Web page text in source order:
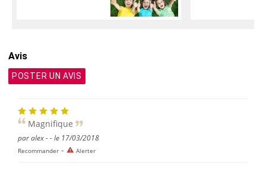
Avis
POSTER UN AVIS
Magnifique
par alex - - le 17/03/2018
Recommander - Alerter